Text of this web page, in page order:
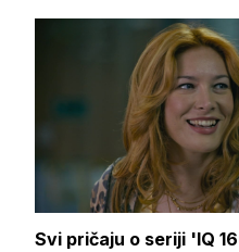
Svi pričaju o seriji 'IQ